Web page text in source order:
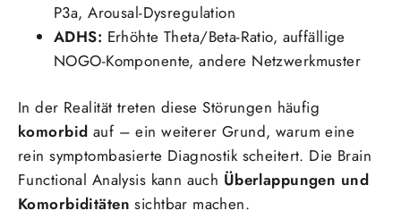
P3a, Arousal-Dysregulation
ADHS: Erhöhte Theta/Beta-Ratio, auffällige
NOGO-Komponente, andere Netzwerkmuster
In der Realität treten diese Störungen häufig
komorbid auf – ein weiterer Grund, warum eine
rein symptombasierte Diagnostik scheitert. Die Brain
Functional Analysis kann auch Überlappungen und
Komorbiditäten sichtbar machen.